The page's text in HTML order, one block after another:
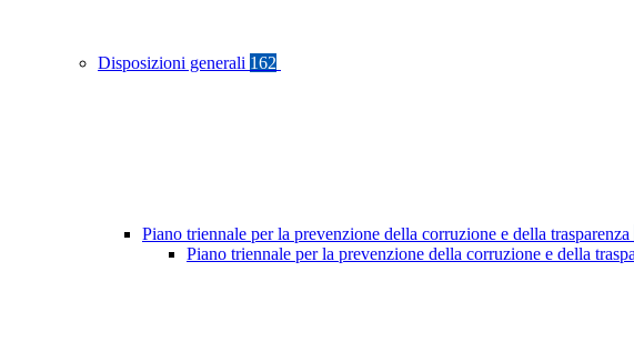
Disposizioni generali 162
Piano triennale per la prevenzione della corruzione e della trasparenza
Piano triennale per la prevenzione della corruzione e della